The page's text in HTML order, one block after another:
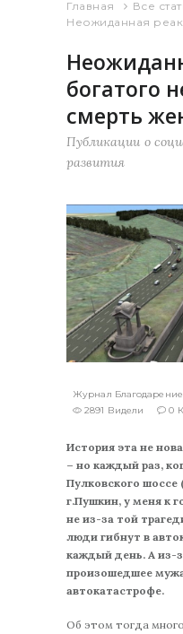
Главная Все
Неожиданная
богатого
смерть
Публикации о
развития
Журнал Благодарение
2891 Видели
0
История эта не
– но каждый раз,
Пулковского шоссе
г.Пушкин, у меня к
не из-за той
люди гибнут в
каждый день. А из-
произошедшее
автокатастрофе.
Об этом тогда